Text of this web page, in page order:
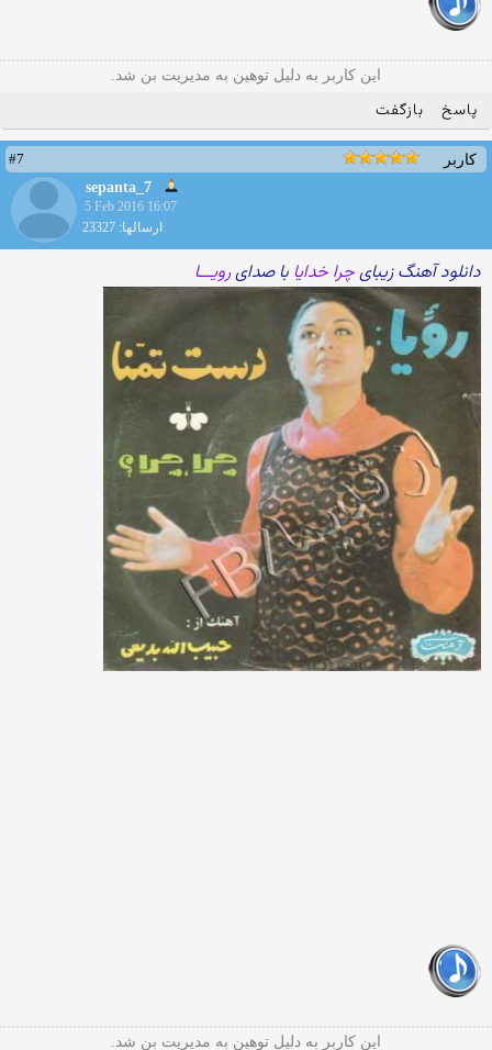
این کاربر به دلیل توهین به مدیریت بن شد.
پاسخ بازگفت
کاربر
#7
sepanta_7
5 Feb 2016 16:07
ارسالها: 23327
دانلود آهنگ زیبایچرا خدایا با صدایرویـــا
این کاربر به دلیل توهین به مدیریت بن شد.